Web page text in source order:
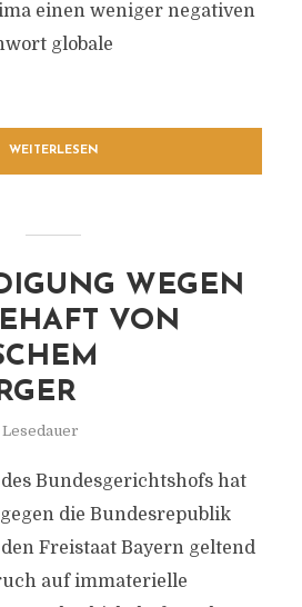
einen weniger negativen
globale
WEITERLESEN
WEGEN
VON
Bundesgerichtshofs hat
die Bundesrepublik
Freistaat Bayern geltend
auf immaterielle